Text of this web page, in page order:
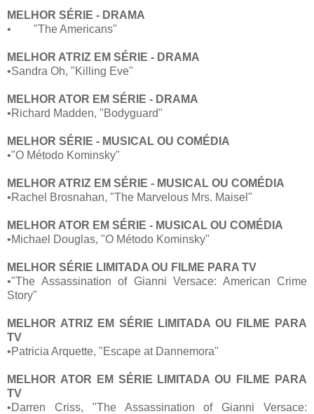
MELHOR SÉRIE - DRAMA
•
"The Americans"
MELHOR ATRIZ EM SÉRIE - DRAMA
•Sandra Oh, "Killing Eve"
MELHOR ATOR EM SÉRIE - DRAMA
•Richard Madden, "Bodyguard"
MELHOR SÉRIE - MUSICAL OU COMÉDIA
•"O Método Kominsky"
MELHOR ATRIZ EM SÉRIE - MUSICAL OU COMÉDIA
•Rachel Brosnahan, "The Marvelous Mrs. Maisel"
MELHOR ATOR EM SÉRIE - MUSICAL OU COMÉDIA
•Michael Douglas, "O Método Kominsky"
MELHOR SÉRIE LIMITADA OU FILME PARA TV
•"The Assassination of Gianni Versace: American Crime
Story"
MELHOR ATRIZ EM SÉRIE LIMITADA OU FILME PARA
TV
•Patricia Arquette, "Escape at Dannemora"
MELHOR ATOR EM SÉRIE LIMITADA OU FILME PARA
TV
•Darren Criss, "The Assassination of Gianni Versace: